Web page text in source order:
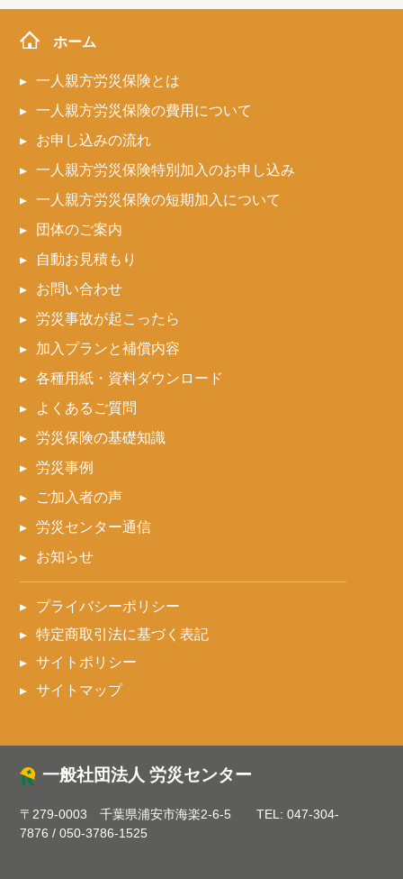
ホーム
一人親方労災保険とは
一人親方労災保険の費用について
お申し込みの流れ
一人親方労災保険特別加入のお申し込み
一人親方労災保険の短期加入について
団体のご案内
自動お見積もり
お問い合わせ
労災事故が起こったら
加入プランと補償内容
各種用紙・資料ダウンロード
よくあるご質問
労災保険の基礎知識
労災事例
ご加入者の声
労災センター通信
お知らせ
プライバシーポリシー
特定商取引法に基づく表記
サイトポリシー
サイトマップ
一般社団法人 労災センター
〒279-0003 千葉県浦安市海楽2-6-5 TEL:047-304-
7876 /050-3786-1525